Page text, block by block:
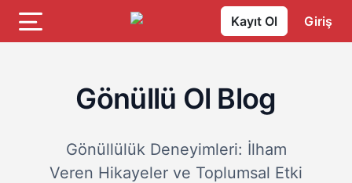
Kayıt Ol Giriş
Gönüllü Ol Blog
Gönüllülük Deneyimleri: İlham
Veren Hikayeler ve Toplumsal Etki